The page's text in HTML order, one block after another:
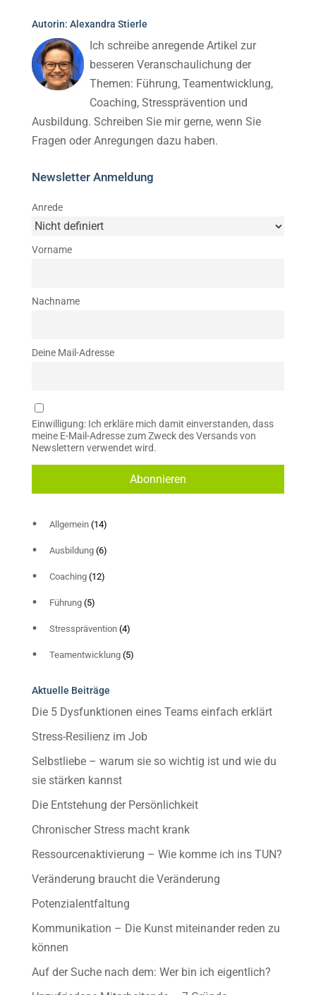
Autorin: Alexandra Stierle
Ich schreibe anregende Artikel zur
besseren Veranschaulichung der
Themen: Führung, Teamentwicklung,
Coaching, Stressprävention und
Ausbildung. Schreiben Sie mir gerne, wenn Sie
Fragen oder Anregungen dazu haben.
Newsletter Anmeldung
Anrede
Vorname
Nachname
Deine Mail-Adresse
Einwilligung: Ich erkläre mich damit einverstanden, dass
meine E-Mail-Adresse zum Zweck des Versands von
Newslettern verwendet wird.
Allgemein(14)
Ausbildung(6)
Coaching(12)
Führung(5)
Stressprävention(4)
Teamentwicklung(5)
Aktuelle Beiträge
Die 5 Dysfunktionen eines Teams einfach erklärt
Stress-Resilienz im Job
Selbstliebe – warum sie so wichtig ist und wie du
sie stärken kannst
Die Entstehung der Persönlichkeit
Chronischer Stress macht krank
Ressourcenaktivierung – Wie komme ich ins TUN?
Veränderung braucht die Veränderung
Potenzialentfaltung
Kommunikation – Die Kunst miteinander reden zu
können
Auf der Suche nach dem: Wer bin ich eigentlich?